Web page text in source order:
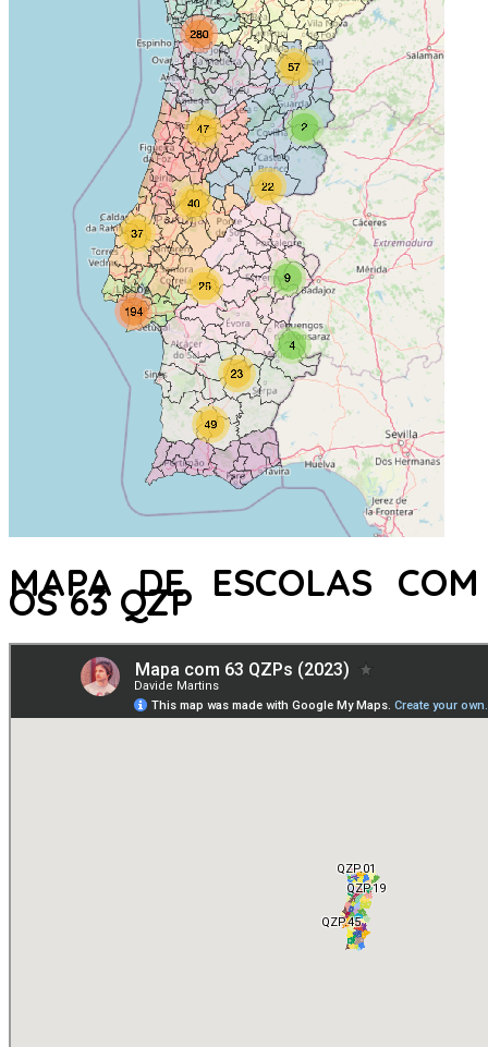
MAPA DE ESCOLAS COM
OS 63 QZP